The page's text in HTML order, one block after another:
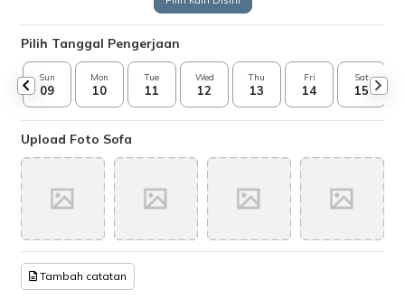
Pilih Tanggal Pengerjaan
Sun
09
Mon
10
Tue
11
Wed
12
Thu
13
Fri
14
Sat
15
Upload Foto Sofa
Tambah catatan